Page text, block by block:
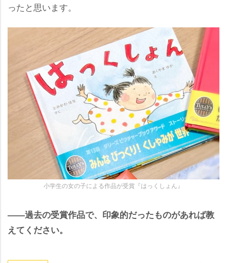
ったと思います。
小学生の女の子による作品が受賞『はっくしょん』
――過去の受賞作品で、印象的だったものがあれば教
えてください。